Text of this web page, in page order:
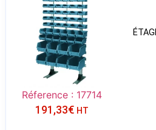
Réference : 17714
191,33€ HT